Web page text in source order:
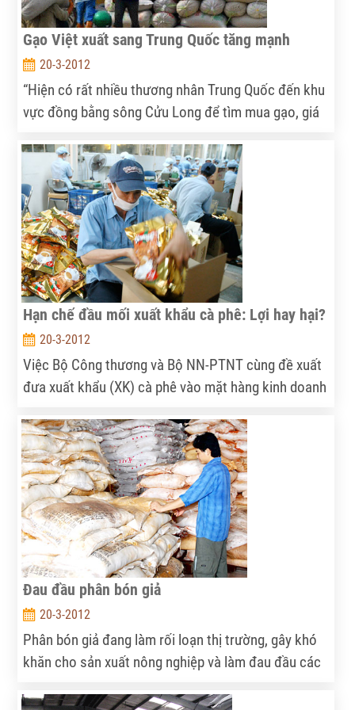
Gạo Việt xuất sang Trung Quốc tăng mạnh
20-3-2012
“Hiện có rất nhiều thương nhân Trung Quốc đến khu
vực đồng bằng sông Cửu Long để tìm mua gạo, giá
với tuần trước và điều kiện mua gạo của họ cũng rất
dễ dàng”, chủ một doanh nghiệp xuất khẩu gạo Việt
Nam cho biết.
Hạn chế đầu mối xuất khẩu cà phê: Lợi hay hại?
20-3-2012
Việc Bộ Công thương và Bộ NN-PTNT cùng đề xuất
đưa xuất khẩu (XK) cà phê vào mặt hàng kinh doanh
nhau.
Đau đầu phân bón giả
20-3-2012
Phân bón giả đang làm rối loạn thị trường, gây khó
khăn cho sản xuất nông nghiệp và làm đau đầu các